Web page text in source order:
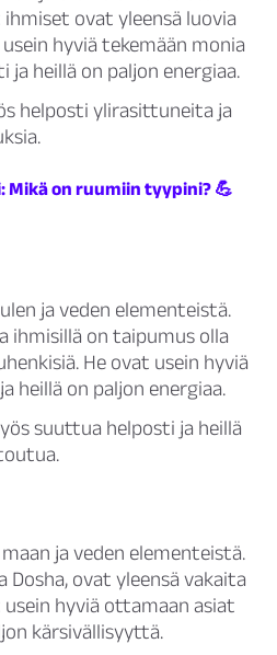
ovat yleensä luovia
hyviä tekemään monia
ja heillä on paljon energiaa.
helposti ylirasittuneita ja
Mikä on ruumiin tyypini? 💪
ja veden elementeistä.
ihmisillä on taipumus olla
He ovat usein hyviä
heillä on paljon energiaa.
suuttua helposti ja heillä
ja veden elementeistä.
Dosha, ovat yleensä vakaita
hyviä ottamaan asiat
kärsivällisyyttä.